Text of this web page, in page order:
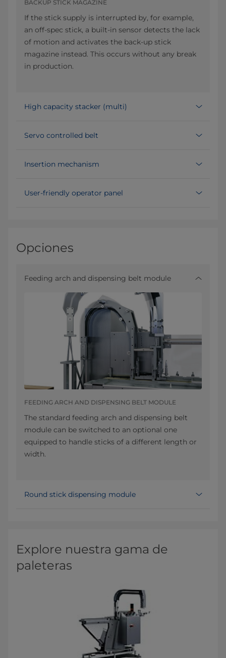
BACKUP STICK MAGAZINE
If the stick supply is interrupted by, for example,
an off-spec stick, a built-in sensor detects the lack
of motion and activates the back-up stick
magazine instead. This occurs without any break
in production.
High capacity stacker (multi)
Servo controlled belt
Insertion mechanism
User-friendly operator panel
Opciones
Feeding arch and dispensing belt module
FEEDING ARCH AND DISPENSING BELT MODULE
The standard feeding arch and dispensing belt
module can be switched to an optional one
equipped to handle sticks of a different length or
width.
Round stick dispensing module
Explore nuestra gama de
paleteras